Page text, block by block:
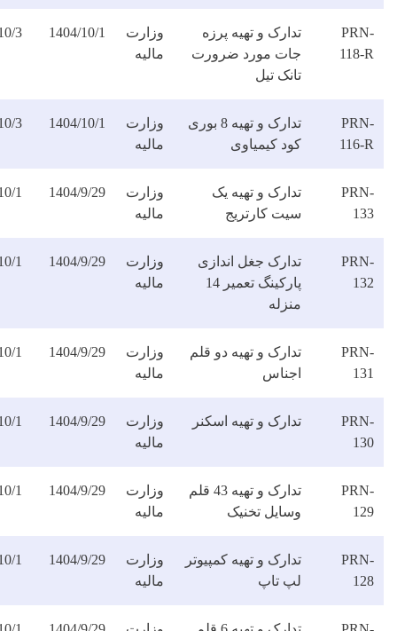
و تهیه پرزه
مورد ضرورت
وزارت
مالیه
1404/10/1
1404/10/3
دانلود
تدارک و تهیه 8 بوری
کیمیاوی
وزارت
مالیه
1404/10/1
1404/10/3
دانلود
و تهیه یک
کارتریج
وزارت
مالیه
1404/9/29
1404/10/1
دانلود
جغل اندازی
وزارت
مالیه
1404/9/29
1404/10/1
دانلود
و تهیه دو قلم
وزارت
مالیه
1404/9/29
1404/10/1
دانلود
و تهیه اسکنر
وزارت
1404/9/29
1404/10/1
دانلود
تدارک و تهیه 43 قلم
تخنیک
وزارت
مالیه
1404/9/29
1404/10/1
دانلود
و تهیه کمپیوتر
تاپ
وزارت
مالیه
1404/9/29
1404/10/1
دانلود